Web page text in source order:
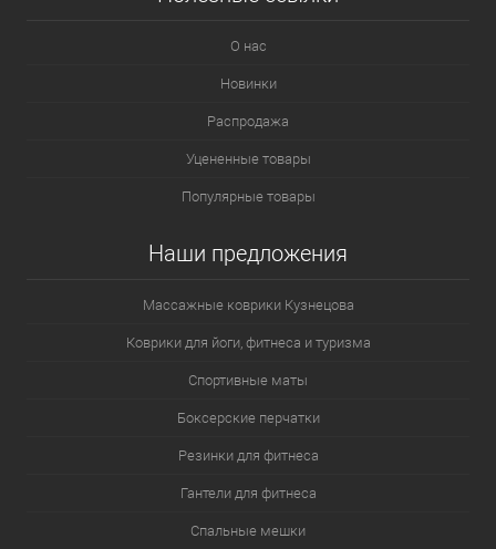
О нас
Новинки
Распродажа
Уцененные товары
Популярные товары
Наши предложения
Массажные коврики Кузнецова
Коврики для йоги, фитнеса и туризма
Спортивные маты
Боксерские перчатки
Резинки для фитнеса
Гантели для фитнеса
Спальные мешки